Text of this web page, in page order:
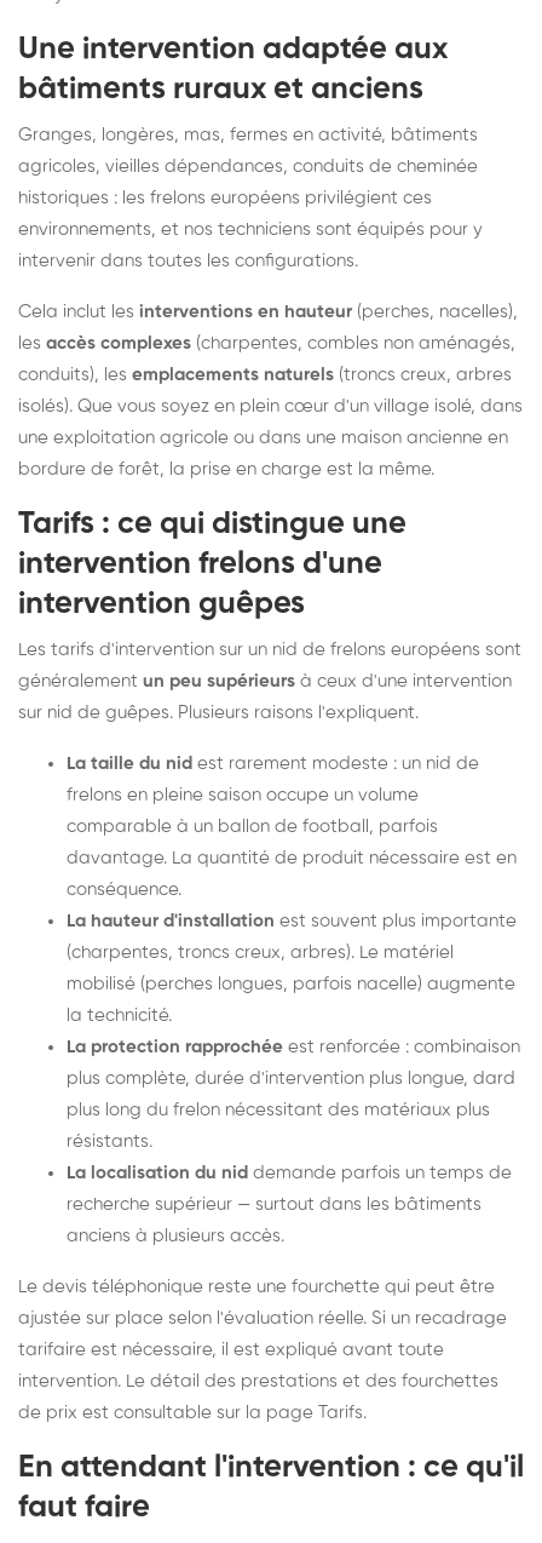
Une intervention adaptée aux
bâtiments ruraux et anciens
Granges, longères, mas, fermes en activité, bâtiments
agricoles, vieilles dépendances, conduits de cheminée
historiques : les frelons européens privilégient ces
environnements, et nos techniciens sont équipés pour y
intervenir dans toutes les configurations.
Cela inclut les interventions en hauteur (perches, nacelles),
les accès complexes (charpentes, combles non aménagés,
conduits), les emplacements naturels (troncs creux, arbres
isolés). Que vous soyez en plein cœur d'un village isolé, dans
une exploitation agricole ou dans une maison ancienne en
bordure de forêt, la prise en charge est la même.
Tarifs : ce qui distingue une
intervention frelons d'une
intervention guêpes
Les tarifs d'intervention sur un nid de frelons européens sont
généralement un peu supérieurs à ceux d'une intervention
sur nid de guêpes. Plusieurs raisons l'expliquent.
La taille du nid est rarement modeste : un nid de
frelons en pleine saison occupe un volume
comparable à un ballon de football, parfois
davantage. La quantité de produit nécessaire est en
conséquence.
La hauteur d'installation est souvent plus importante
(charpentes, troncs creux, arbres). Le matériel
mobilisé (perches longues, parfois nacelle) augmente
la technicité.
La protection rapprochée est renforcée : combinaison
plus complète, durée d'intervention plus longue, dard
plus long du frelon nécessitant des matériaux plus
résistants.
La localisation du nid demande parfois un temps de
recherche supérieur — surtout dans les bâtiments
anciens à plusieurs accès.
Le devis téléphonique reste une fourchette qui peut être
ajustée sur place selon l'évaluation réelle. Si un recadrage
tarifaire est nécessaire, il est expliqué avant toute
intervention. Le détail des prestations et des fourchettes
de prix est consultable sur la page Tarifs.
En attendant l'intervention : ce qu'il
faut faire